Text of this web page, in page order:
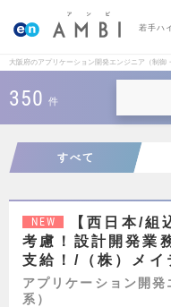
若手ハ
大阪府のアプリケーション開発エンジニア（制御
350 件
すべて
NEW
【西日本/組
考慮！設計開発業
支給！/（株）メイ
アプリケーション開
系）